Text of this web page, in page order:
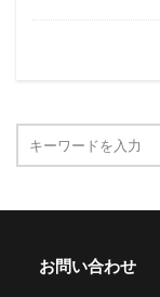
お問い合わせ